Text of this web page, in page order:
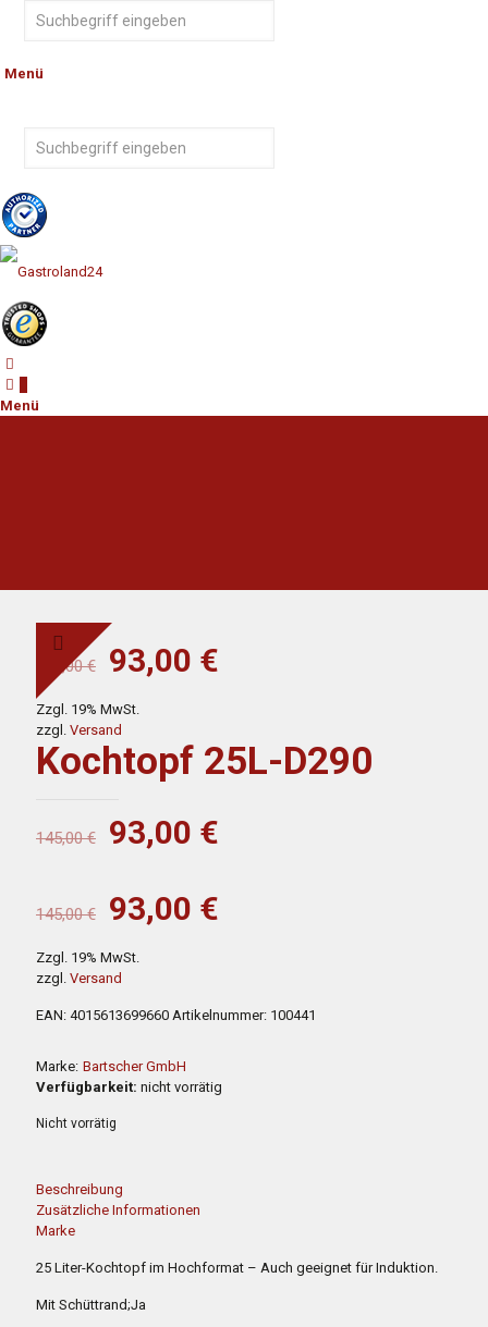
Menü
Menü
145,00€
Ursprünglicher
war:
145,00 €
93,00 €
93,00 €.
Zzgl. 19% MwSt.
zzgl. Versand
Kochtopf 25L-D290
145,00€
Ursprünglicher
war:
145,00 €
93,00 €
145,00€
Ursprünglicher
war:
145,00 €
93,00 €
93,00 €.
Zzgl. 19% MwSt.
zzgl. Versand
EAN: 4015613699660 Artikelnummer: 100441
Marke: Bartscher GmbH
Verfügbarkeit: nicht vorrätig
Nicht vorrätig
Beschreibung
Zusätzliche Informationen
Marke
25 Liter-Kochtopf im Hochformat – Auch geeignet für Induktion.
Mit Schüttrand;Ja